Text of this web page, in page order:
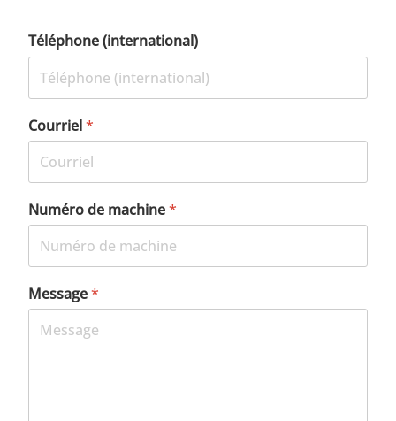
Téléphone (international)
Courriel*
Numéro de machine*
Message*